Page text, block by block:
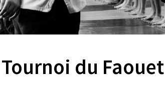
Tournoi du